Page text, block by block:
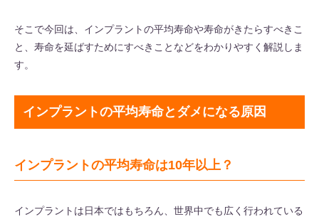
そこで今回は、インプラントの平均寿命や寿命がきたらすべきこ
と、寿命を延ばすためにすべきことなどをわかりやすく解説しま
す。
インプラントの平均寿命とダメになる原因
インプラントの平均寿命は10年以上？
インプラントは日本ではもちろん、世界中でも広く行われている